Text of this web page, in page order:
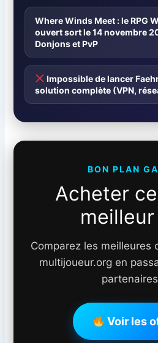
Where Winds Meet : le RPG
ouvert sort le 14 novembre
Donjons et PvP
Impossible de lancer
solution complète (VPN,
BON PLAN
Acheter
Comparez les meilleures
multijoueur.org en
partenaires
Voir les